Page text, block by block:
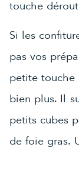
touche
Si les
pas vos
petite touche
bien plus. Il
petits cubes
de foie gras.